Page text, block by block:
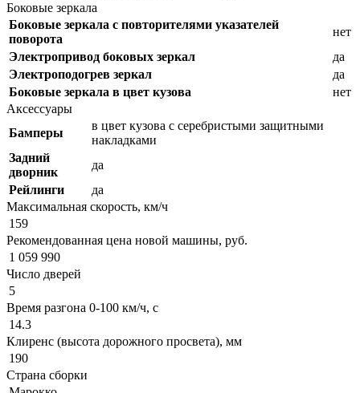
Боковые зеркала
Боковые зеркала с повторителями указателей
поворота
нет
Электропривод боковых зеркал
да
Электроподогрев зеркал
да
Боковые зеркала в цвет кузова
нет
Аксессуары
Бамперы
в цвет кузова с серебристыми защитными
накладками
Задний
дворник
да
Рейлинги
да
Максимальная скорость, км/ч
159
Рекомендованная цена новой машины, руб.
1 059 990
Число дверей
5
Время разгона 0-100 км/ч, с
14.3
Клиренс (высота дорожного просвета), мм
190
Страна сборки